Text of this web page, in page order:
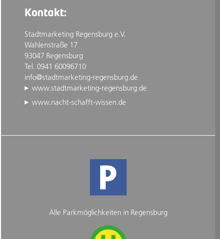
Kontakt:
Stadtmarketing Regensburg e.V.
Wahlenstraße 17
93047 Regensburg
Tel. 0941 60096710
info@stadtmarketing-regensburg.de
www.stadtmarketing-regensburg.de
www.nacht-schafft-wissen.de
Alle Parkmöglichkeiten in Regensburg